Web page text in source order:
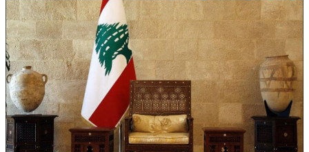
ثقافة ومجتمع
مواقف
وليد جنبلاط
الحزب
ابحث